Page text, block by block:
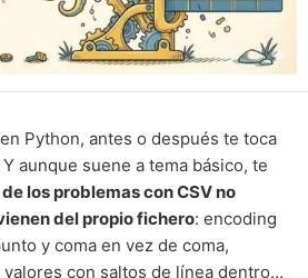
Python, antes o después te toca
aunque suene a tema básico, te
los problemas con CSV no
del propio fichero: encoding
y coma en vez de coma,
con saltos de línea dentro…